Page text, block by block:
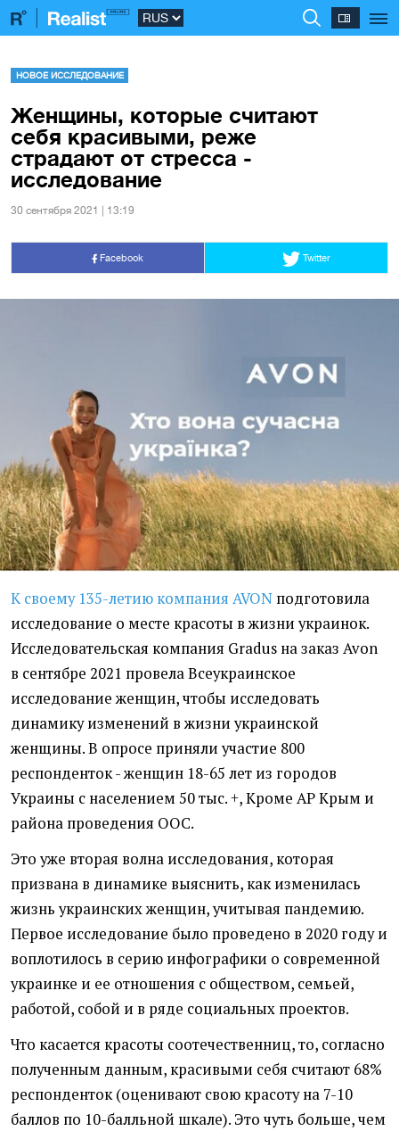
НОВОЕ ИССЛЕДОВАНИЕ
Женщины, которые считают
себя красивыми, реже
страдают от стресса -
исследование
30 сентября 2021 | 13:19
Facebook Twitter
К своему 135-летию компания AVON подготовила
исследование о месте красоты в жизни украинок.
Исследовательская компания Gradus на заказ Avon
в сентябре 2021 провела Всеукраинское
исследование женщин, чтобы исследовать
динамику изменений в жизни украинской
женщины. В опросе приняли участие 800
респонденток - женщин 18-65 лет из городов
Украины с населением 50 тыс. +, Кроме АР Крым и
района проведения ООС.
Это уже вторая волна исследования, которая
призвана в динамике выяснить, как изменилась
жизнь украинских женщин, учитывая пандемию.
Первое исследование было проведено в 2020 году и
воплотилось в серию инфографики о современной
украинке и ее отношения с обществом, семьей,
работой, собой и в ряде социальных проектов.
Что касается красоты соотечественниц, то, согласно
полученным данным, красивыми себя считают 68%
респонденток (оценивают свою красоту на 7-10
баллов по 10-балльной шкале). Это чуть больше, чем